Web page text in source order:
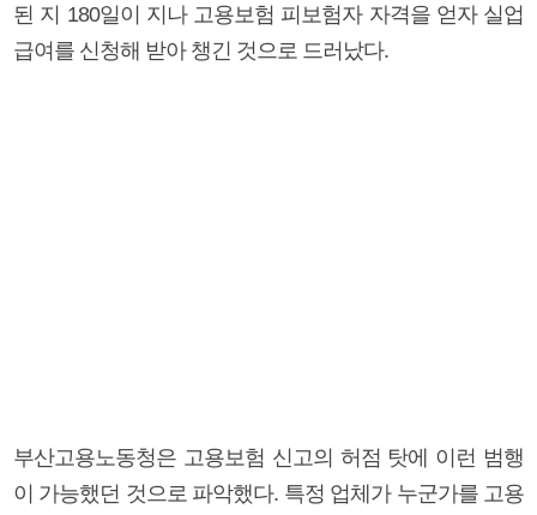
된 지 180일이 지나 고용보험 피보험자 자격을 얻자 실업
급여를 신청해 받아 챙긴 것으로 드러났다.
부산고용노동청은 고용보험 신고의 허점 탓에 이런 범행
이 가능했던 것으로 파악했다. 특정 업체가 누군가를 고용